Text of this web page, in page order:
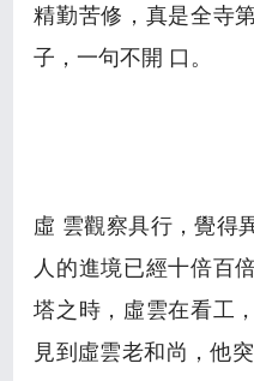
精勤苦修，真是全寺
子，一句不開 口。
虛 雲觀察具行，覺得
人的進境已經十倍百
塔之時，虛雲在看工
見到虛雲老和尚，他